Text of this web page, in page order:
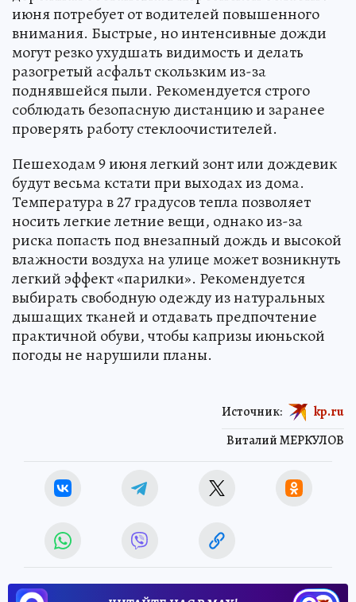
июня потребует от водителей повышенного
внимания. Быстрые, но интенсивные дожди
могут резко ухудшать видимость и делать
разогретый асфальт скользким из-за
поднявшейся пыли. Рекомендуется строго
соблюдать безопасную дистанцию и заранее
проверять работу стеклоочистителей.
Пешеходам 9 июня легкий зонт или дождевик
будут весьма кстати при выходах из дома.
Температура в 27 градусов тепла позволяет
носить легкие летние вещи, однако из-за
риска попасть под внезапный дождь и высокой
влажности воздуха на улице может возникнуть
легкий эффект «парилки». Рекомендуется
выбирать свободную одежду из натуральных
дышащих тканей и отдавать предпочтение
практичной обуви, чтобы капризы июньской
погоды не нарушили планы.
Виталий МЕРКУЛОВ
Источник: kp.ru